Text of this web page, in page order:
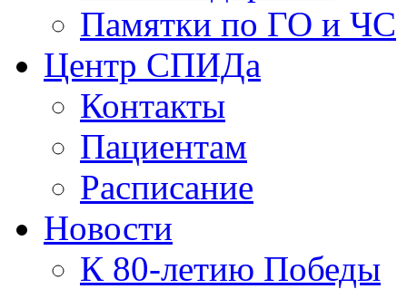
Памятки по ГО и ЧС
Центр СПИДа
Контакты
Пациентам
Расписание
Новости
К 80-летию Победы